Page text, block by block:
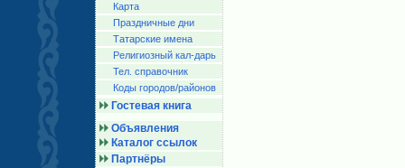
Карта
Праздничные дни
Татарские имена
Религиозный кал-дарь
Тел. справочник
Коды городов/райoнов
Гостевая книга
Объявления
Каталог ссылок
Партнёры